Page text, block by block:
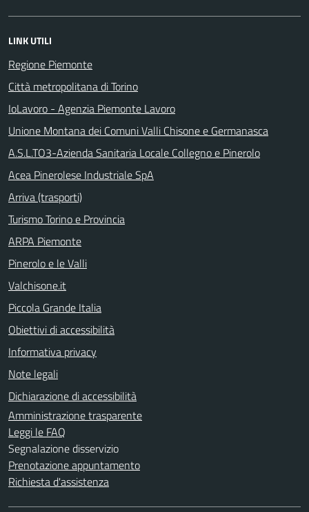
LINK UTILI
Regione Piemonte
Città metropolitana di Torino
IoLavoro - Agenzia Piemonte Lavoro
Unione Montana dei Comuni Valli Chisone e Germanasca
A.S.L.TO3-Azienda Sanitaria Locale Collegno e Pinerolo
Acea Pinerolese Industriale SpA
Arriva (trasporti)
Turismo Torino e Provincia
ARPA Piemonte
Pinerolo e le Valli
Valchisone.it
Piccola Grande Italia
Obiettivi di accessibilità
Informativa privacy
Note legali
Dichiarazione di accessibilità
Amministrazione trasparente
Leggi le FAQ
Segnalazione disservizio
Prenotazione appuntamento
Richiesta d'assistenza